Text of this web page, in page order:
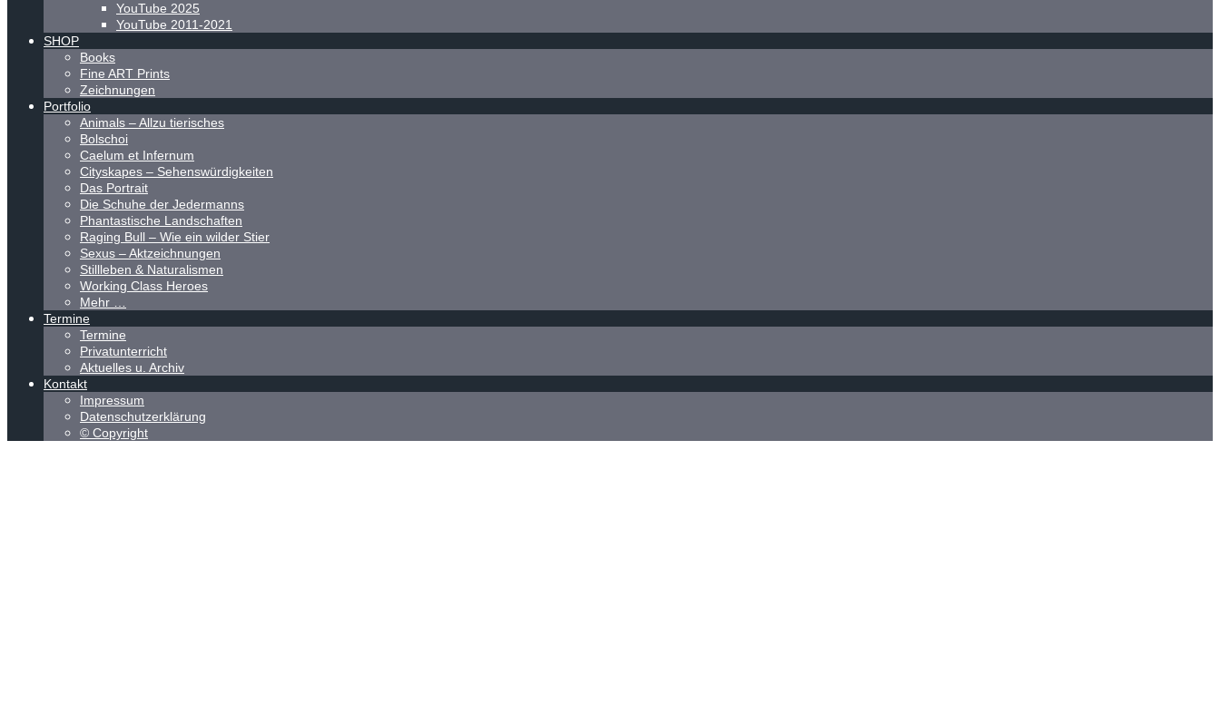
YouTube 2025
YouTube 2011-2021
SHOP
Books
Fine ART Prints
Zeichnungen
Portfolio
Animals – Allzu tierisches
Bolschoi
Caelum et Infernum
Cityskapes – Sehenswürdigkeiten
Das Portrait
Die Schuhe der Jedermanns
Phantastische Landschaften
Raging Bull – Wie ein wilder Stier
Sexus – Aktzeichnungen
Stillleben & Naturalismen
Working Class Heroes
Mehr …
Termine
Termine
Privatunterricht
Aktuelles u. Archiv
Kontakt
Impressum
Datenschutzerklärung
© Copyright